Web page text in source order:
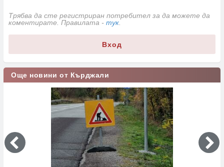
Трябва да сте регистриран потребител за да можете да
коментирате. Правилата - тук
Вход
Още новини от Кърджали